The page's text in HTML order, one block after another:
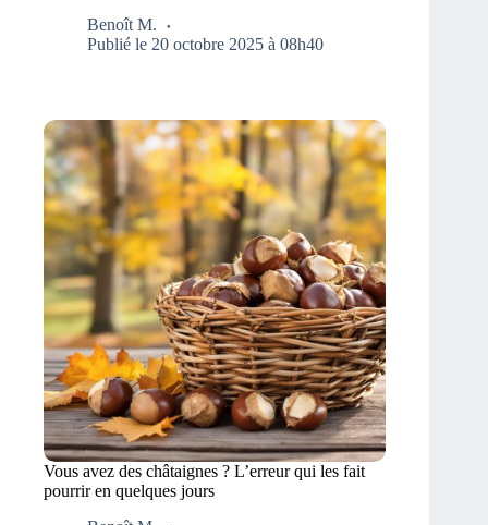
Benoît M.
Publié le 20 octobre 2025 à 08h40
Vous avez des châtaignes ? L’erreur qui les fait
pourrir en quelques jours